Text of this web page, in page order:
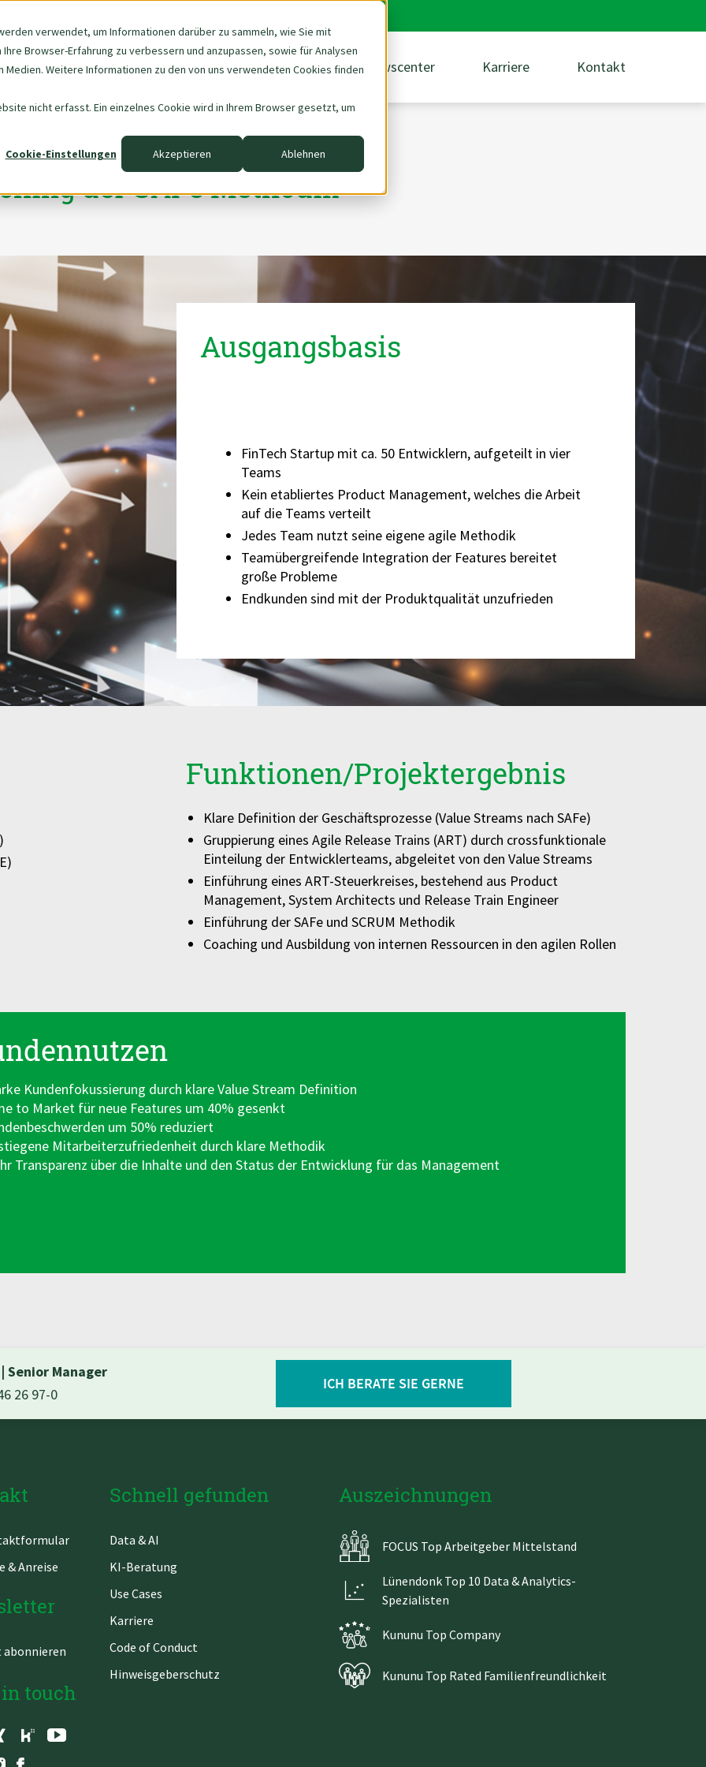
verwendet, um Informationen darüber zu sammeln, wie Sie mit
Browser-Erfahrung zu verbessern und anzupassen, sowie für Analysen
Weitere Informationen zu den von uns verwendeten Cookies finden
nicht erfasst. Ein einzelnes Cookie wird in Ihrem Browser gesetzt, um
Cookie-Einstellungen
Akzeptieren Ablehnen
Navigation
überspringen
Über uns Data & AI Newscenter Karriere Kontakt
der SAFe Methodik
Ausgangsbasis
FinTech Startup mit ca. 50 Entwicklern, aufgeteilt in vier
Teams
Kein etabliertes Product Management, welches dieArbeit
auf die Teams verteilt
Jedes Team nutzt seine eigene agile Methodik
Teamübergreifende Integration der Features bereitet
große Probleme
Endkunden sind mit der Produktqualität unzufrieden
Funktionen/Projektergebnis
Klare Definition der Geschäftsprozesse (ValueStreams nach SAFe)
Gruppierung eines Agile Release Trains (ART) durch crossfunktionale
Einteilung der Entwicklerteams, abgeleitet von den ValueStreams
Einführung eines ART-Steuerkreises, bestehend aus Product
Management, System Architects und Release Train Engineer
Einführung der SAFe und SCRUM Methodik
Coaching und Ausbildung von internen Ressourcen in den agilen Rollen
Kundenfokussierung durch klare Value Stream Definition
to Market für neue Features um 40% gesenkt
um 50% reduziert
Mitarbeiterzufriedenheit durch klare Methodik
Transparenz über die Inhalte und den Status der Entwicklung für das Management
| Senior Manager
26 97-0
ICH BERATE SIE GERNE
& Anreise
touch
Schnell gefunden
Navigation
Data & AI
KI-Beratung
Use Cases
Karriere
Code of Conduct
Hinweisgeberschutz
Auszeichnungen
FOCUS Top Arbeitgeber Mittelstand
Lünendonk Top 10 Data & Analytics-
Spezialisten
Kununu Top Company
Kununu Top Rated Familienfreundlichkeit